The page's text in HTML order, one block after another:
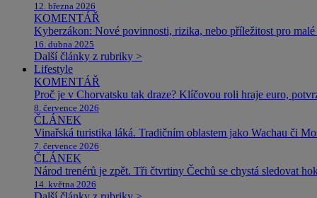
12. března 2026
KOMENTÁŘ
Kyberzákon: Nové povinnosti, rizika, nebo příležitost pro
16. dubna 2025
Další články z rubriky >
Lifestyle
KOMENTÁŘ
Proč je v Chorvatsku tak draze? Klíčovou roli hraje euro,
8. července 2026
ČLÁNEK
Vinařská turistika láká. Tradičním oblastem jako Wachau či
7. července 2026
ČLÁNEK
Národ trenérů je zpět. Tři čtvrtiny Čechů se chystá sledovat
14. května 2026